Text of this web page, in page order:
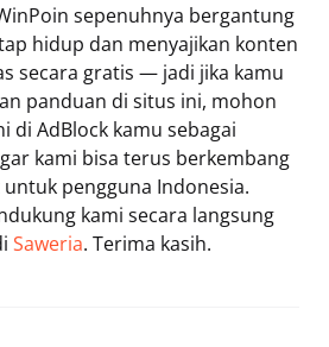
sepenuhnya bergantung
hidup dan menyajikan konten
secara gratis — jadi jika kamu
panduan di situs ini, mohon
di AdBlock kamu sebagai
kami bisa terus berkembang
pengguna Indonesia.
kami secara langsung
Saweria. Terima kasih.